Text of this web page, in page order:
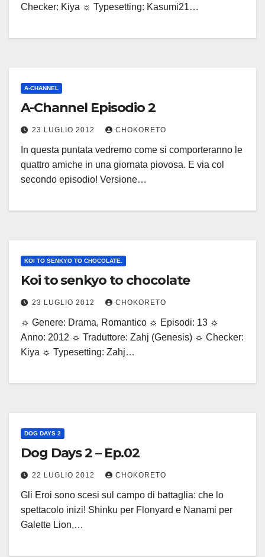
Checker: Kiya ☼ Typesetting: Kasumi21…
A-CHANNEL
A-Channel Episodio 2
23 LUGLIO 2012 CHOKORETO
In questa puntata vedremo come si comporteranno le
quattro amiche in una giornata piovosa. E via col
secondo episodio! Versione…
KOI TO SENKYO TO CHOCOLATE.
Koi to senkyo to chocolate
23 LUGLIO 2012 CHOKORETO
☼ Genere: Drama, Romantico ☼ Episodi: 13 ☼
Anno: 2012 ☼ Traduttore: Zahj (Genesis) ☼ Checker:
Kiya ☼ Typesetting: Zahj…
DOG DAYS 2
Dog Days 2 – Ep.02
22 LUGLIO 2012 CHOKORETO
Gli Eroi sono scesi sul campo di battaglia: che lo
spettacolo inizi! Shinku per Flonyard e Nanami per
Galette Lion,…